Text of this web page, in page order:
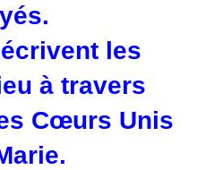
les
à travers
Cœurs Unis